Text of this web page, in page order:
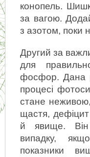
конопель.
за вагою.
з азотом, поки
Другий за
для
фосфор. Дана
процесі
стане
щастя,
й явище. Він
випадку,
показники